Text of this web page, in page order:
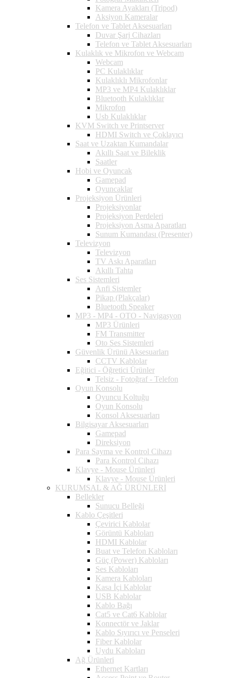
Kamera Ayakları (Tripod)
Aksiyon Kameralar
Telefon ve Tablet Aksesuarları
Duvar Şarj Cihazları
Telefon ve Tablet Aksesuarları
Kulaklık ve Mikrofon ve Webcam
Webcam
PC Kulaklıklar
Kulaklıklı Mikrofonlar
MP3 ve MP4 Kulaklıklar
Bluetooth Kulaklıklar
Mikrofon
Usb Kulaklıklar
KVM Switch ve Printserver
HDMI Switch ve Çoklayıcı
Saat ve Uzaktan Kumandalar
Akıllı Saat ve Bileklik
Saatler
Hobi ve Oyuncak
Gamepad
Oyuncaklar
Projeksiyon Ürünleri
Projeksiyonlar
Projeksiyon Perdeleri
Projeksiyon Asma Aparatları
Sunum Kumandası (Presenter)
Televizyon
Televizyon
TV Askı Aparatları
Akıllı Tahta
Ses Sistemleri
Anfi Sistemler
Pikap (Plakçalar)
Bluetooth Speaker
MP3 - MP4 - OTO - Navigasyon
MP3 Ürünleri
FM Transmitter
Oto Ses Sistemleri
Güvenlik Ürünü Aksesuarları
CCTV Kablolar
Eğitici - Öğretici Ürünler
Telsiz - Fotoğraf - Telefon
Oyun Konsolu
Oyuncu Koltuğu
Oyun Konsolu
Konsol Aksesuarları
Bilgisayar Aksesuarları
Gamepad
Direksiyon
Para Sayma ve Kontrol Cihazı
Para Kontrol Cihazı
Klavye - Mouse Ürünleri
Klavye - Mouse Ürünleri
KURUMSAL & AĞ ÜRÜNLERİ
Bellekler
Sunucu Belleği
Kablo Çeşitleri
Çevirici Kablolar
Görüntü Kabloları
HDMI Kablolar
Buat ve Telefon Kabloları
Güç (Power) Kabloları
Ses Kabloları
Kamera Kabloları
Kasa İçi Kablolar
USB Kablolar
Kablo Bağı
Cat5 ve Cat6 Kablolar
Konnectör ve Jaklar
Kablo Sıyırıcı ve Penseleri
Fiber Kablolar
Uydu Kabloları
Ağ Ürünleri
Ethernet Kartları